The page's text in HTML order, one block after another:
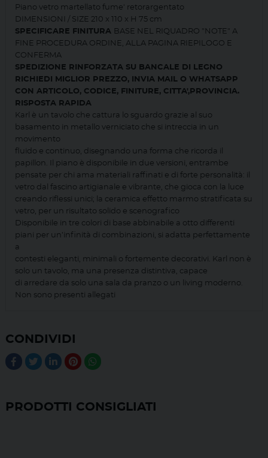
Piano vetro martellato fume' retorargentato
DIMENSIONI / SIZE 210 x 110 x H 75 cm
SPECIFICARE FINITURA BASE NEL RIQUADRO "NOTE" A
FINE PROCEDURA ORDINE, ALLA PAGINA RIEPILOGO E
CONFERMA
SPEDIZIONE RINFORZATA SU BANCALE DI LEGNO
RICHIEDI MIGLIOR PREZZO, INVIA MAIL O WHATSAPP
CON ARTICOLO, CODICE, FINITURE, CITTA',PROVINCIA.
RISPOSTA RAPIDA
Karl è un tavolo che cattura lo sguardo grazie al suo
basamento in metallo verniciato che si intreccia in un
movimento
fluido e continuo, disegnando una forma che ricorda il
papillon. Il piano è disponibile in due versioni, entrambe
pensate per chi ama materiali raffinati e di forte personalità: il
vetro dal fascino artigianale e vibrante, che gioca con la luce
creando riflessi unici; la ceramica effetto marmo stratificata su
vetro, per un risultato solido e scenografico
Disponibile in tre colori di base abbinabile a otto differenti
piani per un’infinità di combinazioni, si adatta perfettamente
a
contesti eleganti, minimali o fortemente decorativi. Karl non è
solo un tavolo, ma una presenza distintiva, capace
di arredare da solo una sala da pranzo o un living moderno.
Non sono presenti allegati
CONDIVIDI
PRODOTTI CONSIGLIATI